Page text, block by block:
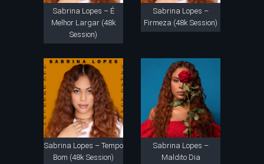
Sabrina Lopes – É
Melhor Largar (48k
Session)
Sabrina Lopes –
Firmeza (48k Session)
Sabrina Lopes – Tempo
Bom (48k Session)
Sabrina Lopes –
Maldito Dia